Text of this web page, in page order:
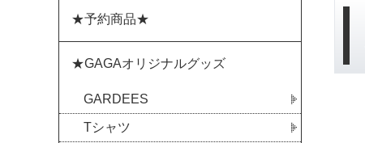
★予約商品★
★GAGAオリジナルグッズ
GARDEES
Tシャツ